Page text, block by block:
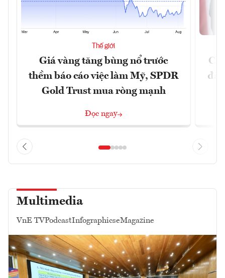
Thế giới
Giá vàng tăng bùng nổ trước
thềm báo cáo việc làm Mỹ, SPDR
Gold Trust mua ròng mạnh
Đọc ngay
đã
Multimedia
VnE TVPodcastInfographicseMagazine